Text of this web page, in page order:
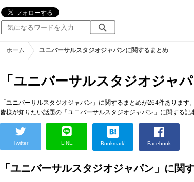
ホーム ユニバーサルスタジオジャパンに関するまとめ
「ユニバーサルスタジオジャ
「ユニバーサルスタジオジャパン」に関するまとめが264件あります。
皆様が知りたい話題の「ユニバーサルスタジオジャパン」に関する記
Twitter LINE Bookmark! Facebook
「ユニバーサルスタジオジャパン」に関